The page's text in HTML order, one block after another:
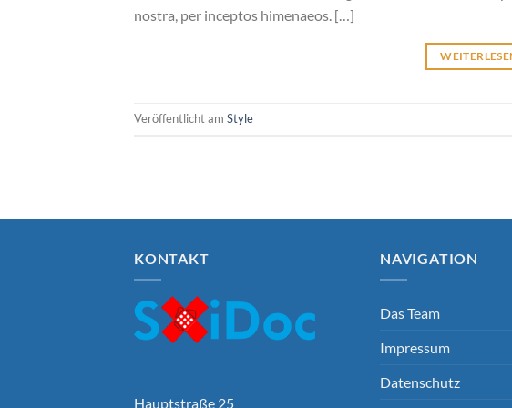
nostra, per inceptos himenaeos. […]
Veröffentlicht am Style
KONTAKT
Hauptstraße 25
NAVIGATION
Das Team
Impressum
Datenschutz